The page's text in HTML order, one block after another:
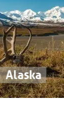
Alaska